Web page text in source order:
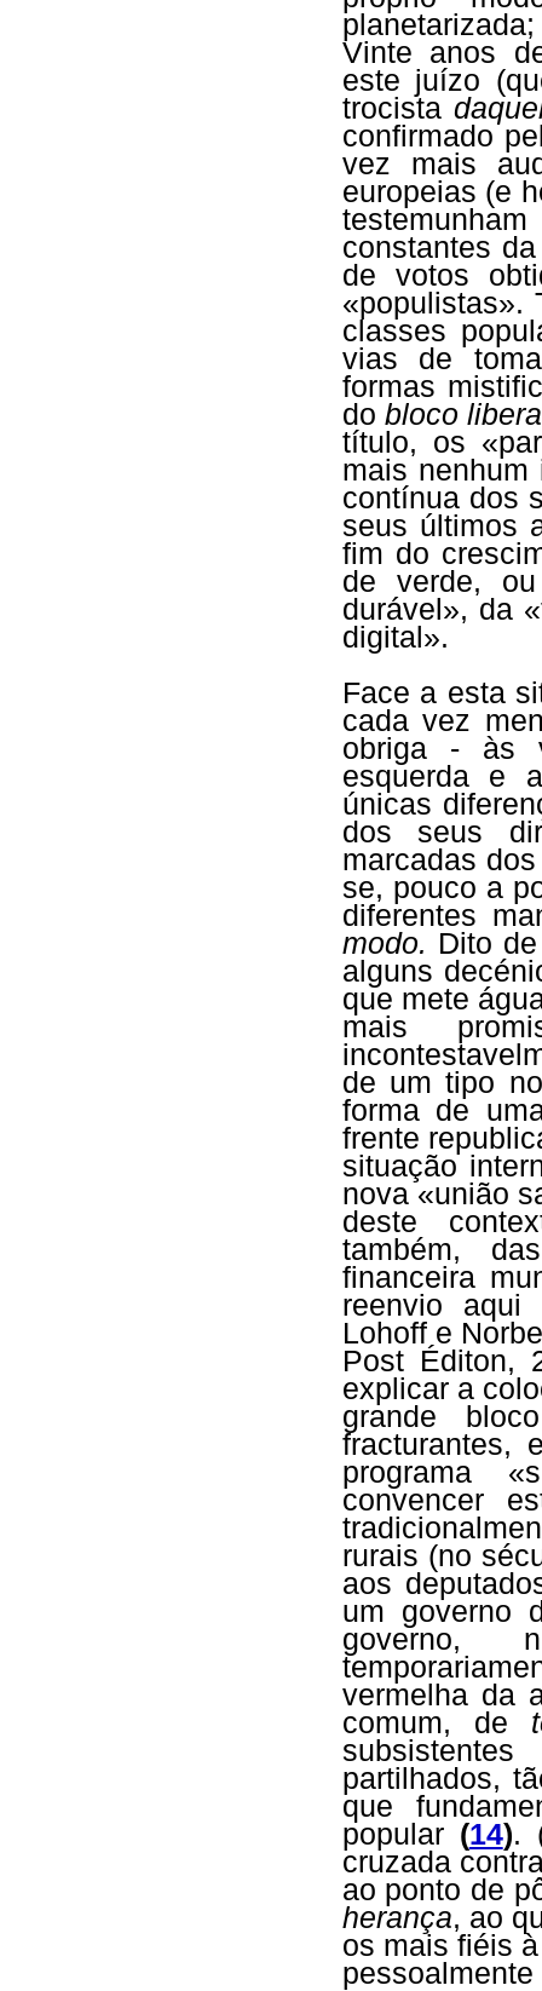
Vinte anos
este juízo
trocista
confirmado
vez mais
europeias (e
constantes
de votos
«populistas».
classes
vias de
formas
do bloco
título, os
mais
contínua dos
seus últimos
fim do
de verde,
durável», da
digital».
Face a esta
cada vez
obriga - às
esquerda e
únicas
dos seus
marcadas
se, pouco a
diferentes
modo. Dito
alguns
que mete
mais
de um tipo
forma de
frente
situação
nova «união
deste
também,
financeira
reenvio
Lohoff e
Post Éditon,
explicar a
grande
fracturantes,
programa
convencer
rurais (no
aos
um governo
governo,
vermelha da
comum, de
partilhados,
que
popular (14).
cruzada
ao ponto de
herança, ao
os mais fiéis